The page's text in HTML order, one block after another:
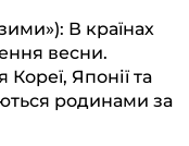
В країнах
весни.
Японії та
родинами за